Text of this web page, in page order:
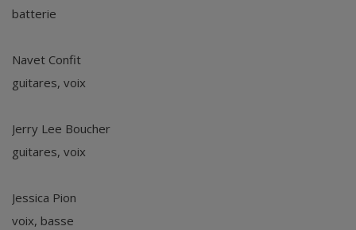
batterie
Navet Confit
guitares, voix
Jerry Lee Boucher
guitares, voix
Jessica Pion
voix, basse